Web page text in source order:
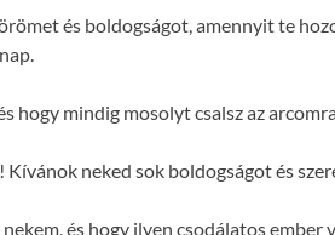
és boldogságot, amennyit te
hogy mindig mosolyt csalsz az
neked sok boldogságot és
és hogy ilyen csodálatos ember